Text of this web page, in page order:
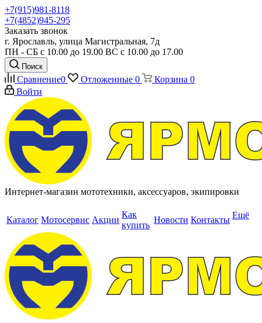
+7(915)981-8118
+7(4852)945-295
Заказать звонок
г. Ярославль, улица Магистральная, 7д
ПН - СБ с 10.00 до 19.00 ВС с 10.00 до 17.00
Поиск
Сравнение0 Отложенные 0 Корзина 0
Войти
Интернет-магазин мототехники, аксессуаров, экипировки
Каталог Мотосервис Акции
Как
купить
Новости Контакты Ещё